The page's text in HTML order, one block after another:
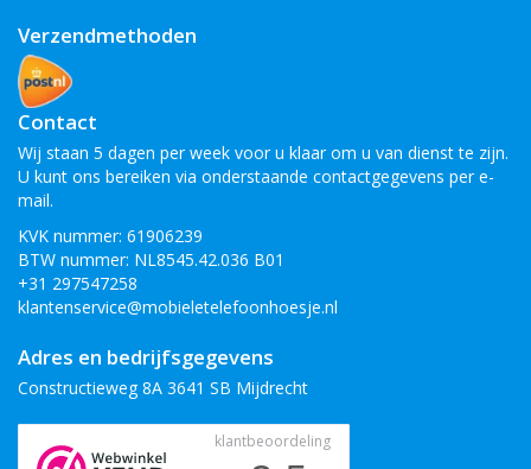
Verzendmethoden
Contact
Wij staan 5 dagen per week voor u klaar om u van dienst te zijn.
U kunt ons bereiken via onderstaande contactgegevens per e-
mail.
KVK nummer: 61906239
BTW nummer: NL8545.42.036 B01
+31 297547258
klantenservice@mobieletelefoonhoesje.nl
Adres en bedrijfsgegevens
Constructieweg 8A 3641 SB Mijdrecht